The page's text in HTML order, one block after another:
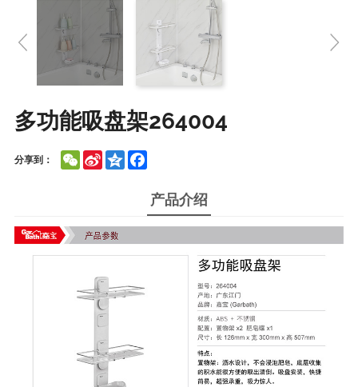
多功能吸盘架264004
分享到： WeChatSina
Weibo
Qzone
产品介绍